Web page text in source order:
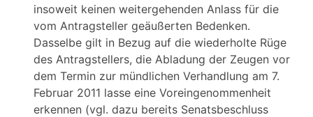
insoweit keinen weitergehenden Anlass für die
vom Antragsteller geäußerten Bedenken.
Dasselbe gilt in Bezug auf die wiederholte Rüge
des Antragstellers, die Abladung der Zeugen vor
dem Termin zur mündlichen Verhandlung am 7.
Februar 2011 lasse eine Voreingenommenheit
erkennen (vgl. dazu bereits Senatsbeschluss